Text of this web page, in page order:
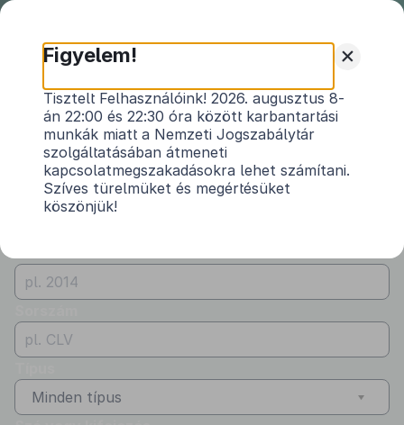
Önkormányzati
rendeletek
Önkormányzati rendeletek
Vármegye
Jász-Nagykun-Szolnok
Kibocsátó
Kunhegyes Város Önkormányzata
Minden típus
+
Figyelem!
Tisztelt Felhasználóink! 2026. augusztus 8-
án 22:00 és 22:30 óra között karbantartási
munkák miatt a Nemzeti Jogszabálytár
szolgáltatásában átmeneti
kapcsolatmegszakadásokra lehet számítani.
Szíves türelmüket és megértésüket
köszönjük!